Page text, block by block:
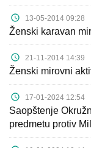
13-05-2014 09:28
Ženski karavan
21-11-2014 14:39
Ženski mirovni
17-01-2024 12:54
Saopštenje
predmetu protiv